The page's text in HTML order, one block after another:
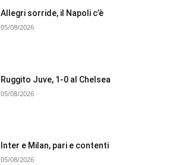
Allegri sorride, il Napoli c’è
05/08/2026
Ruggito Juve, 1-0 al Chelsea
05/08/2026
Inter e Milan, pari e contenti
05/08/2026